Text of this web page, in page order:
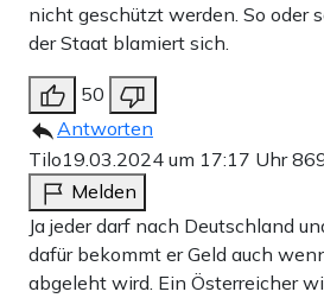
nicht geschützt werden. So oder
der Staat blamiert sich.
50
Antworten
Tilo19.03.2024 um 17:17 Uhr
Melden
Ja jeder darf nach Deutschland
dafür bekommt er Geld auch
abgeleht wird. Ein Österreicher